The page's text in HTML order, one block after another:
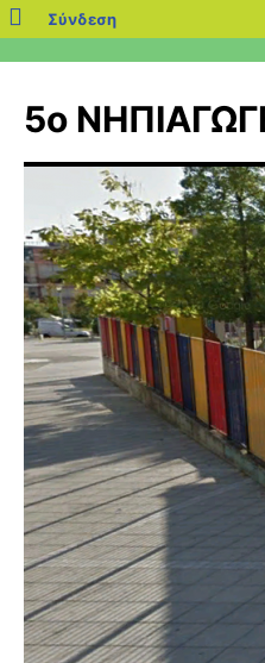
blogs.sch.gr
Σύνδεση
περιεχόμενο
5ο